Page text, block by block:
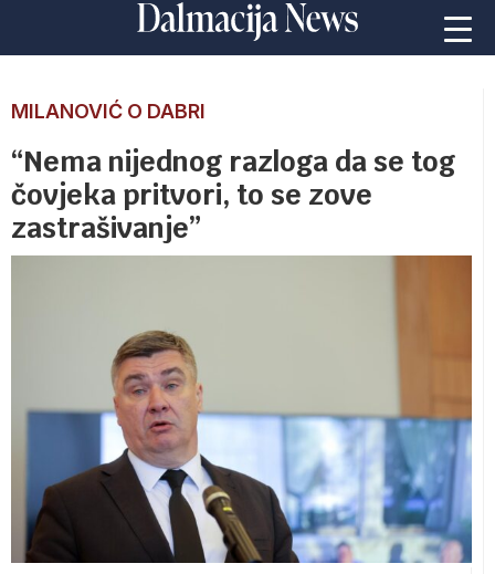
MILANOVIĆ O DABRI
“Nema nijednog razloga da se tog
čovjeka pritvori, to se zove
zastrašivanje”